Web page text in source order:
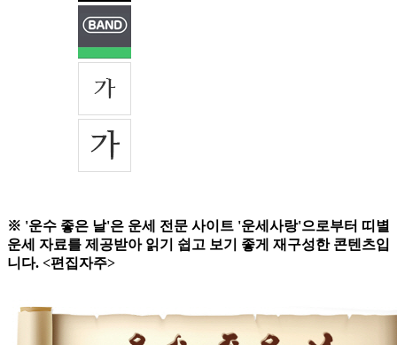
※ '운수 좋은 날'은 운세 전문 사이트 '운세사랑'으로부터 띠별
운세 자료를 제공받아 읽기 쉽고 보기 좋게 재구성한 콘텐츠입
니다. <편집자주>